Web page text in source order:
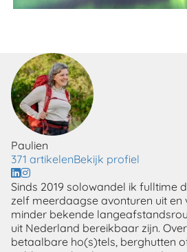
Paulien
371 artikelenBekijk profiel
Sinds 2019 solowandel ik fulltime
zelf meerdaagse avonturen uit en
minder bekende
uit Nederland bereikbaar zijn.
betaalbare ho(s)tels, berghutten